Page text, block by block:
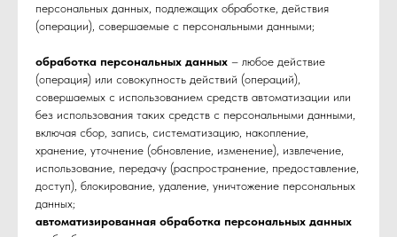
персональных данных, подлежащих обработке, действия
(операции), совершаемые с персональными данными;
обработка персональных данных – любое действие
(операция) или совокупность действий (операций),
совершаемых с использованием средств автоматизации или
без использования таких средств с персональными данными,
включая сбор, запись, систематизацию, накопление,
хранение, уточнение (обновление, изменение), извлечение,
использование, передачу (распространение, предоставление,
доступ), блокирование, удаление, уничтожение персональных
данных;
автоматизированная обработка персональных данных